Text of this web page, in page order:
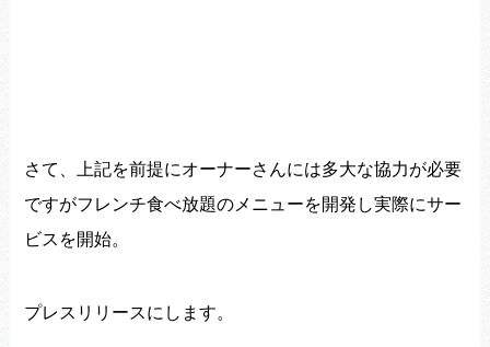
さて、
上記を前提にオーナーさんには多大な協力が必要
ですがフレンチ食べ放題のメニューを開発し実際にサー
ビスを開始。
プレスリリースにします。